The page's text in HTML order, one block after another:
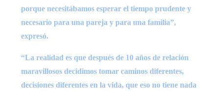
porque necesitábamos esperar el tiempo prudente y
necesario para una pareja y para una familia”,
expresó.
“La realidad es que después de 10 años de relación
maravillosos decidimos tomar caminos diferentes,
decisiones diferentes en la vida, que eso no tiene nada